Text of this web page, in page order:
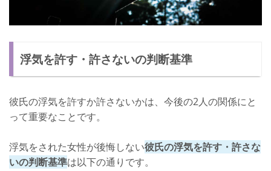
浮気を許す場合の心得
心得2：自分が優位な立場だと考えない
浮気を再発しないための防止策
条件2：何事も報告をさせる
浮気を許す・許さないの判断基準
彼氏の浮気を許すか許さないかは、今後の2人の関係にと
って重要なことです。
浮気をされた女性が後悔しない彼氏の浮気を許す・許さな
いの判断基準は以下の通りです。